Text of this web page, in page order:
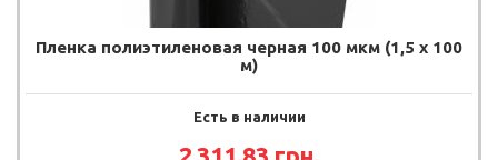
Пленка полиэтиленовая черная 100 мкм (1,5 х 100
м)
Есть в наличии